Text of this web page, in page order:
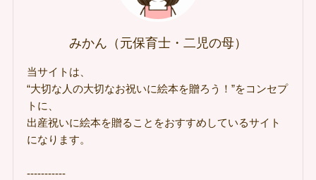
みかん（元保育士・二児の母）
当サイトは、
“大切な人の大切なお祝いに絵本を贈ろう！”をコンセプ
トに、
出産祝いに絵本を贈ることをおすすめしているサイト
になります。
-----------